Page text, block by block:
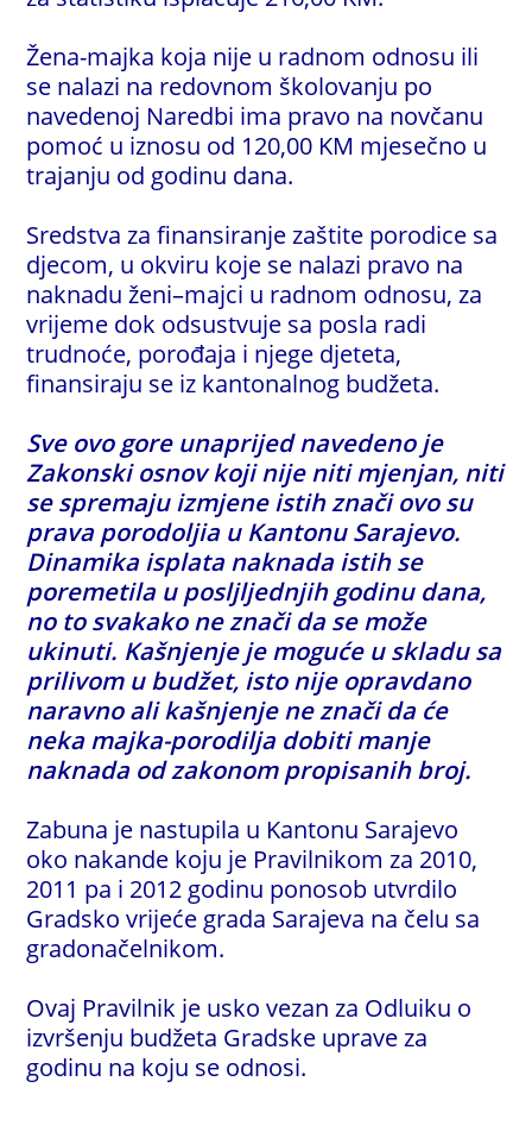
Žena-majka koja nije u radnom odnosu ili
se nalazi na redovnom školovanju po
navedenoj Naredbi ima pravo na novčanu
pomoć u iznosu od 120,00 KM mjesečno u
trajanju od godinu dana.
Sredstva za finansiranje zaštite porodice sa
djecom, u okviru koje se nalazi pravo na
naknadu ženi–majci u radnom odnosu, za
vrijeme dok odsustvuje sa posla radi
trudnoće, porođaja i njege djeteta,
finansiraju se iz kantonalnog budžeta.
Sve ovo gore unaprijed navedeno je
Zakonski osnov koji nije niti mjenjan, niti
se spremaju izmjene istih znači ovo su
prava porodoljia u Kantonu Sarajevo.
Dinamika isplata naknada istih se
poremetila u posljljednjih godinu dana,
no to svakako ne znači da se može
ukinuti. Kašnjenje je moguće u skladu sa
prilivom u budžet, isto nije opravdano
naravno ali kašnjenje ne znači da će
neka majka-porodilja dobiti manje
naknada od zakonom propisanih broj.
Zabuna je nastupila u Kantonu Sarajevo
oko nakande koju je Pravilnikom za 2010,
2011 pa i 2012 godinu ponosob utvrdilo
Gradsko vrijeće grada Sarajeva na čelu sa
gradonačelnikom.
Ovaj Pravilnik je usko vezan za Odluiku o
izvršenju budžeta Gradske uprave za
godinu na koju se odnosi.